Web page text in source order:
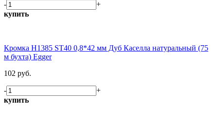
-
+
купить
Кромка H1385 ST40 0,8*42 мм Дуб Каселла натуральный (75
м бухта) Egger
102 руб.
-
+
купить